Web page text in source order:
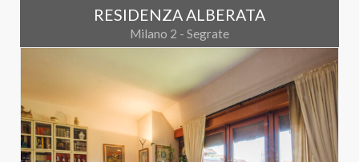
RESIDENZA ALBERATA
Milano 2 - Segrate